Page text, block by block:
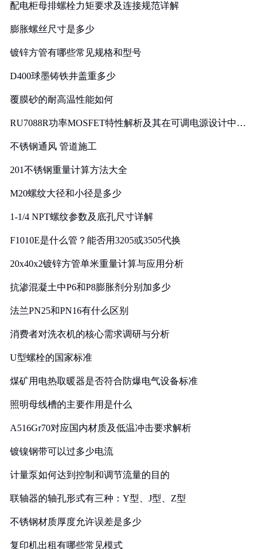
配电柜母排螺栓力矩要求及连接规范详解
膨胀螺丝尺寸是多少
镀锌方管有哪些常见规格和型号
D400球墨铸铁井盖重多少
覆膜砂的耐高温性能如何
RU7088R功率MOSFET特性解析及其在可调电源设计中的
不锈钢通风 管道施工
201不锈钢重量计算方法大全
M20螺纹大径和小径是多少
1-1/4 NPT螺纹参数及底孔尺寸详解
F1010E是什么管？能否用3205或3505代换
20x40x2镀锌方管单米重量计算与应用分析
抗渗混凝土中P6和P8膨胀剂分别加多少
法兰PN25和PN16有什么区别
消费者对洗衣机的核心需求调研与分析
U型螺栓的国家标准
煤矿用电热取暖器是否符合防爆电气设备标准
照明母线槽的主要作用是什么
A516Gr70对应国内材质及低温冲击要求解析
镀镍钢带可以过多少电流
计量泵如何达到控制和调节流量的目的
联轴器的轴孔形式有三种：Y型、J型、Z型
不锈钢材质厚度允许误差是多少
复印机出租有哪些常见模式